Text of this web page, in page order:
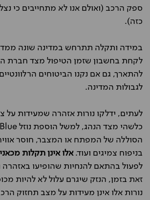
ספק הרכב (ואולם אנו לא מתחייבים כי
כזה).
במידה ותקלה תתרחש במדינה שונה
לקחת בחשבון שזמן הטיפול מצד חברת
להתארך, גם אם נקנו הביטוחים
לגבולות המדינה.
לעתים, ידלקו נורות אזהרה שמעידות על
הסוללה של המפתח או המצבר, חוסר אוויר
בניפוח צמיגים ועוד.אלו אינן תקלות
לפעול בהתאם להנחיות שהופיעו באזהרה
זאת בזמן, הנזק שיגרם עלול לא להיות
נורות אלו אינן מעידות על מצב תחזוק